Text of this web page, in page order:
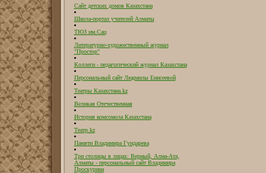
Сайт детских домов Казахстана
Школа-портал учителей Алматы
ТЮЗ им.Сац
Литературно-художественный журнал
"Простор"
Коллеги - педагогический журнал Казахстана
Персональный сайт Людмилы Енисеевой
Театры Казахстана.kz
Великая Отечественная
История комсомола Казахстана
Театр.kz
Памяти Владимира Гундарева
Три столицы в лицах: Верный, Алма-Ата,
Алматы - персональный сайт Владимира
Проскурина